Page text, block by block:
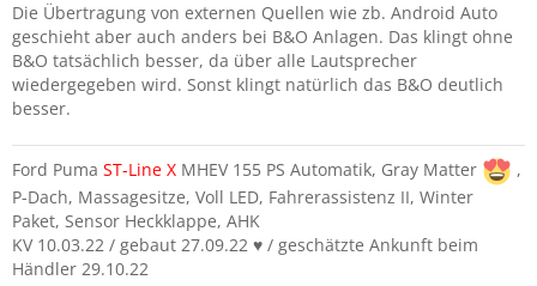
Die Übertragung von externen Quellen wie zb. Android Auto
geschieht aber auch anders bei B&O Anlagen. Das klingt ohne
B&O tatsächlich besser, da über alle Lautsprecher
wiedergegeben wird. Sonst klingt natürlich das B&O deutlich
besser.
Ford Puma ST-Line X MHEV 155 PS Automatik, Gray Matter
,
P-Dach, Massagesitze, Voll LED, Fahrerassistenz II, Winter
Paket, Sensor Heckklappe, AHK
KV 10.03.22 / gebaut 27.09.22 ♥️ / geschätzte Ankunft beim
Händler 29.10.22